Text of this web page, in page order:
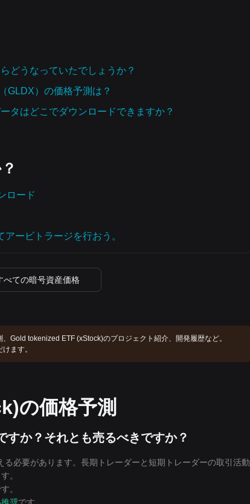
どうなっていたでしょうか？
GLDX）の価格予測は？
タはどこでダウンロードできますか？
ロード
ービトラージを行おう。
べての暗号資産価格
Gold tokenized ETF (xStock)のプロジェクト紹介、開発履歴など。
ます。
の価格予測
か？それとも売るべきですか？
必要があります。長期トレーダーと短期トレーダーの取引活動
。
。